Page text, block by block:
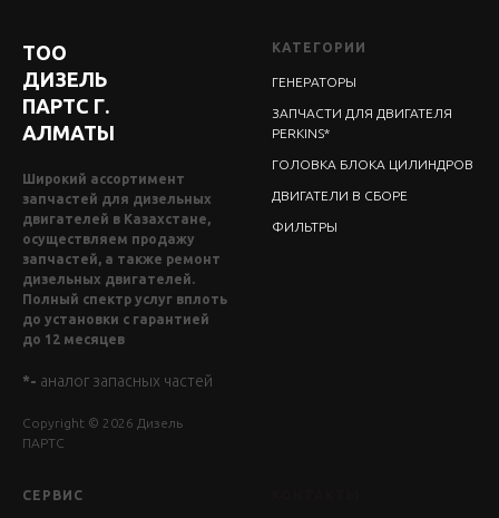
ТОО
ДИЗЕЛЬ
ПАРТС Г.
АЛМАТЫ
Широкий ассортимент
запчастей для дизельных
двигателей в Казахстане,
осуществляем продажу
запчастей, а также ремонт
дизельных двигателей.
Полный спектр услуг вплоть
до установки с гарантией
до 12 месяцев
*- аналог запасных частей
Copyright © 2026 Дизель
ПАРТС
КАТЕГОРИИ
ГЕНЕРАТОРЫ
ЗАПЧАСТИ ДЛЯ ДВИГАТЕЛЯ
PERKINS*
ГОЛОВКА БЛОКА ЦИЛИНДРОВ
ДВИГАТЕЛИ В СБОРЕ
ФИЛЬТРЫ
СЕРВИС